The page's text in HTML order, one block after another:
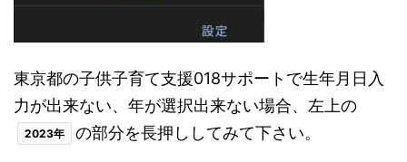
東京都の子供子育て支援018サポートで生年月日入
力が出来ない、年が選択出来ない場合、左上の
2023年 の部分を長押ししてみて下さい。